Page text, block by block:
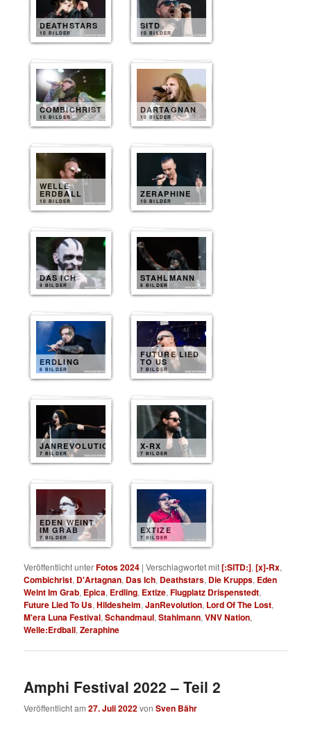
DEATHSTARS
10 BILDER
SITD
10 BILDER
COMBICHRIST
10 BILDER
DARTAGNAN
10 BILDER
WELLE
ERDBALL
10 BILDER
ZERAPHINE
10 BILDER
DAS ICH
9 BILDER
STAHLMANN
8 BILDER
ERDLING
8 BILDER
FUTURE LIED
TO US
7 BILDER
JANREVOLUTION
7 BILDER
X-RX
7 BILDER
EDEN WEINT
IM GRAB
7 BILDER
EXTIZE
7 BILDER
Veröffentlicht unterFotos 2024 |Verschlagwortet mit[:SITD:],[x]-Rx,
Combichrist, D'Artagnan, Das Ich, Deathstars, Die Krupps, Eden
Weint Im Grab, Epica, Erdling, Extize,Flugplatz Drispenstedt,
Future Lied To Us,Hildesheim,JanRevolution, Lord Of The Lost,
M'era Luna Festival,Schandmaul,Stahlmann,VNV Nation,
Welle:Erdball,Zeraphine
Amphi Festival 2022 – Teil 2
Veröffentlicht am27. Juli 2022vonSven Bähr